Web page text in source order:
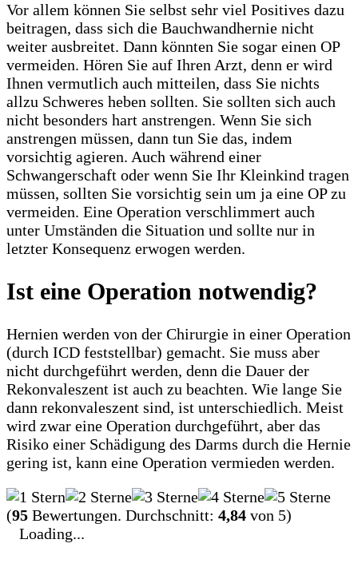
Vor allem können Sie selbst sehr viel Positives dazu
beitragen, dass sich die Bauchwandhernie nicht
weiter ausbreitet. Dann könnten Sie sogar einen OP
vermeiden. Hören Sie auf Ihren Arzt, denn er wird
Ihnen vermutlich auch mitteilen, dass Sie nichts
allzu Schweres heben sollten. Sie sollten sich auch
nicht besonders hart anstrengen. Wenn Sie sich
anstrengen müssen, dann tun Sie das, indem
vorsichtig agieren. Auch während einer
Schwangerschaft oder wenn Sie Ihr Kleinkind tragen
müssen, sollten Sie vorsichtig sein um ja eine OP zu
vermeiden. Eine Operation verschlimmert auch
unter Umständen die Situation und sollte nur in
letzter Konsequenz erwogen werden.
Ist eine Operation notwendig?
Hernien werden von der Chirurgie in einer Operation
(durch ICD feststellbar) gemacht. Sie muss aber
nicht durchgeführt werden, denn die Dauer der
Rekonvaleszent ist auch zu beachten. Wie lange Sie
dann rekonvaleszent sind, ist unterschiedlich. Meist
wird zwar eine Operation durchgeführt, aber das
Risiko einer Schädigung des Darms durch die Hernie
gering ist, kann eine Operation vermieden werden.
(95 Bewertungen. Durchschnitt: 4,84 von 5)
Loading...